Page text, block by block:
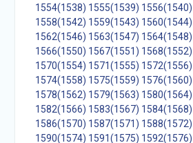
1554(1538) 1555(1539) 1556(1540)
1558(1542) 1559(1543) 1560(1544)
1562(1546) 1563(1547) 1564(1548)
1566(1550) 1567(1551) 1568(1552)
1570(1554) 1571(1555) 1572(1556)
1574(1558) 1575(1559) 1576(1560)
1578(1562) 1579(1563) 1580(1564)
1582(1566) 1583(1567) 1584(1568)
1586(1570) 1587(1571) 1588(1572)
1590(1574) 1591(1575) 1592(1576)